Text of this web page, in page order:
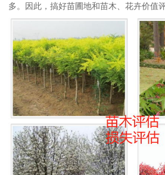
多。因此，搞好苗圃地和苗木、花卉价值